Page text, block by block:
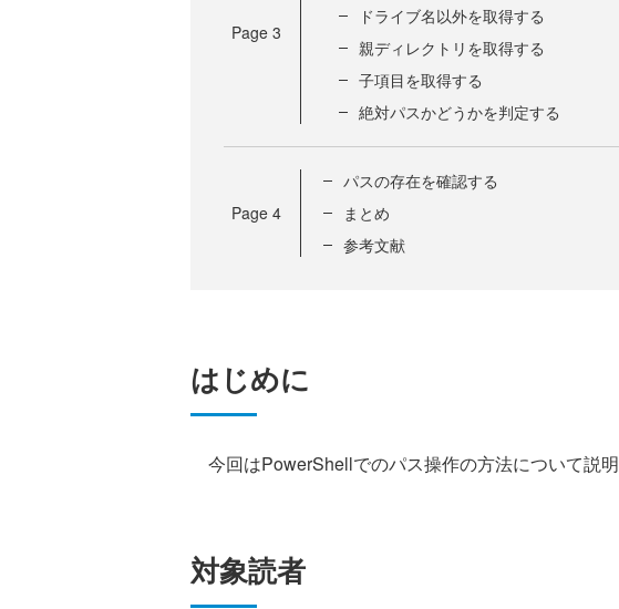
Page 3
ドライブ名以外を取得する
親ディレクトリを取得する
子項目を取得する
絶対パスかどうかを判定する
Page 4
パスの存在を確認する
まとめ
参考文献
はじめに
今回はPowerShellでのパス操作の方法について説明
対象読者